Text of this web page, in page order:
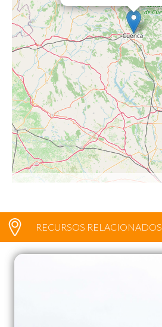
RECURSOS RELACIONADOS